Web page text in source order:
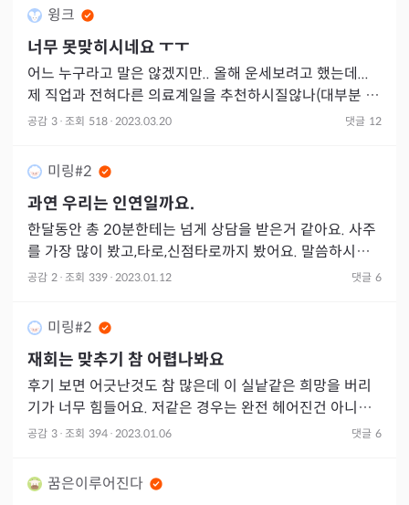
윙크
너무 못맞히시네요 ㅜㅜ
어느 누구라고 말은 않겠지만.. 올해 운세보려고 했는데...
제 직업과 전혀다른 의료계일을 추천하시질않나(대부분 다
직업은 비스무리하게라도 맞히시던데) 남편이랑 사이가 힘
공감 3 · 조회 518 · 2023.03.20 댓글 12
미링#2
과연 우리는 인연일까요.
한달동안 총 20분한테는 넘게 상담을 받은거 같아요. 사주
를 가장 많이 봤고,타로,신점타로까지 봤어요. 말씀하시는
건 비슷해요. 저희가 12월에 관계에 문제가 생겼는데 12월
공감 2 · 조회 339 · 2023.01.12 댓글 6
미링#2
재회는 맞추기 참 어렵나봐요
후기 보면 어긋난것도 참 많은데 이 실낱같은 희망을 버리
기가 너무 힘들어요. 저같은 경우는 완전 헤어진건 아니라
갑작스럽게 시간을 갖자고 통보 받았어요. 2주만에 4키로
공감 3 · 조회 394 · 2023.01.06 댓글 6
꿈은이루어진다